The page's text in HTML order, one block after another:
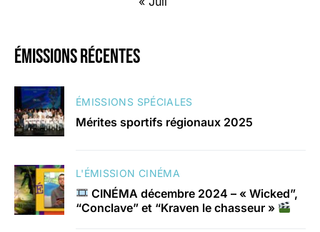
émissions récentes
ÉMISSIONS SPÉCIALES
Mérites sportifs régionaux 2025
L'ÉMISSION CINÉMA
CINÉMA décembre 2024 – « Wicked”,
“Conclave” et “Kraven le chasseur »